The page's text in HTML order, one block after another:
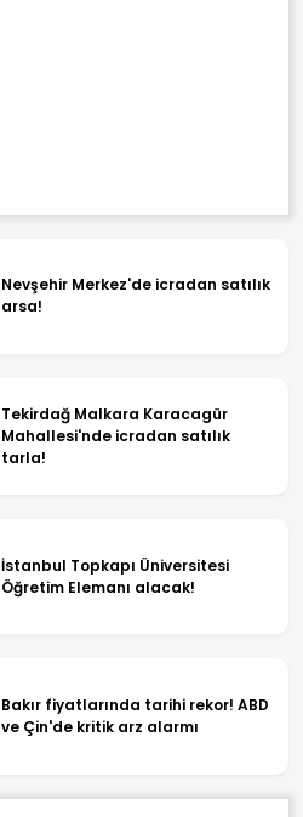
Nevşehir Merkez'de icradan satılık
arsa!
Tekirdağ Malkara Karacagür
Mahallesi'nde icradan satılık
tarla!
İstanbul Topkapı Üniversitesi
Öğretim Elemanı alacak!
Bakır fiyatlarında tarihi rekor! ABD
ve Çin'de kritik arz alarmı